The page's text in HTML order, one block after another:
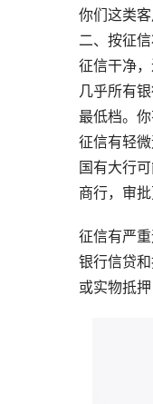
你们这类
二、按征
征信干净
几乎所有
最低档。
征信有轻微
国有大行
商行，审
征信有严重
银行信贷
或实物抵